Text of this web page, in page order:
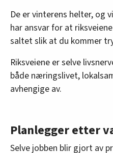
De er vinterens helter, og
har ansvar for at
saltet slik at du kommer
Riksveiene er selve
både næringslivet,
avhengige av.
Planlegger etter
Selve jobben blir gjort av